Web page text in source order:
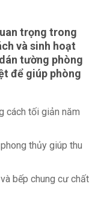
trọng trong
và sinh hoạt
tường phòng
để giúp phòng
cách tối giản năm
thủy giúp thu
bếp chung cư chất